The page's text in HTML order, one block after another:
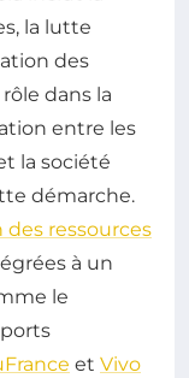
la lutte
des
dans la
entre les
la société
démarche.
des ressources
à un
le
et Vivo